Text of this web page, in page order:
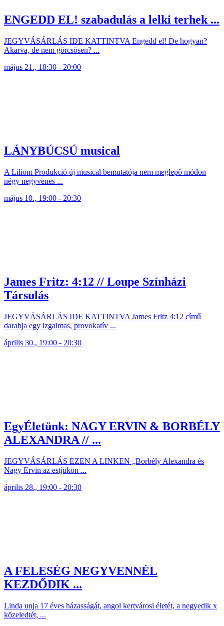
ENGEDD EL! szabadulás a lelki terhek ...
JEGYVÁSÁRLÁS IDE KATTINTVA Engedd el! De hogyan?
Akarva, de nem görcsösen? ...
május 21., 18:30 - 20:00
LÁNYBÚCSÚ musical
A Liliom Produkció új musical bemutatója nem meglepő módon
négy negyvenes ...
május 10., 19:00 - 20:30
James Fritz: 4:12 // Loupe Színházi
Társulás
JEGYVÁSÁRLÁS IDE KATTINTVA James Fritz 4:12 című
darabja egy izgalmas, provokatív ...
április 30., 19:00 - 20:30
EgyÉletünk: NAGY ERVIN & BORBÉLY
ALEXANDRA // ...
JEGYVÁSÁRLÁS EZEN A LINKEN „Borbély Alexandra és
Nagy Ervin az estjükön ...
április 28., 19:00 - 20:30
A FELESÉG NEGYVENNÉL
KEZDŐDIK ...
Linda unja 17 éves házasságát, angol kertvárosi életét, a negyedik x
közeledtét, ...